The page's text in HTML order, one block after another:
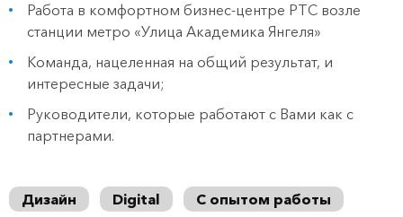
Работа в комфортном бизнес-центре РТС возле
станции метро «Улица Академика Янгеля»
Команда, нацеленная на общий результат, и
интересные задачи;
Руководители, которые работают с Вами как с
партнерами.
Дизайн Digital С опытом работы